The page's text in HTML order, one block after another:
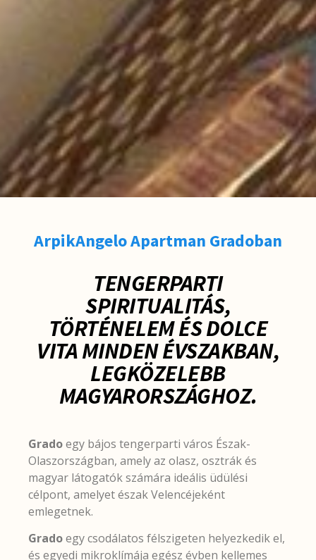
ArpikAngelo Apartman Gradoban
TENGERPARTI
SPIRITUALITÁS,
TÖRTÉNELEM ÉS DOLCE
VITA MINDEN ÉVSZAKBAN,
LEGKÖZELEBB
MAGYARORSZÁGHOZ.
Gradoegy bájos tengerparti város Észak-
Olaszországban, amely az olasz, osztrák és
magyar látogatók számára ideális üdülési
célpont, amelyet észak Velencéjeként
emlegetnek.
Gradoegy csodálatos félszigeten helyezkedik el,
és egyedi mikroklímája egész évben kellemes